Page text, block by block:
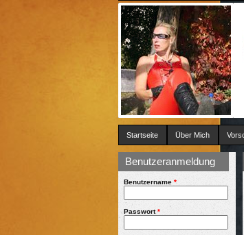
Startseite Über Mich
Benutzeranmeldung
Benutzername *
Passwort*